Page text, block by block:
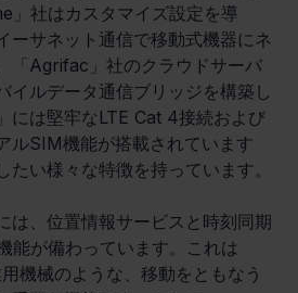
」社はカスタマイズ設定を導
ーサネット通信で移動式機器にネ
「Agrifac」社のクラウドサーバ
イルデータ通信ブリッジを構築し
には堅牢なLTE Cat 4接続および
ルSIM機能が搭載されています
たい様々な特徴を持っています。
は、位置情報サービスと時刻同期
能が備わっています。これは
機械のような、移動をともなう